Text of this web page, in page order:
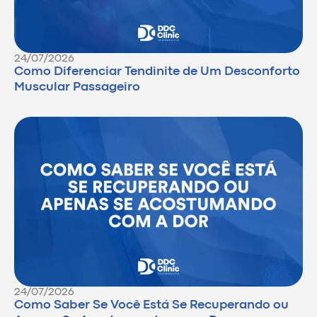
24/07/2026
Como Diferenciar Tendinite de Um Desconforto
Muscular Passageiro
24/07/2026
Como Saber Se Você Está Se Recuperando ou